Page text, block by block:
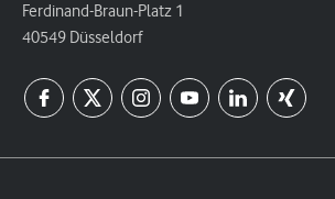
Ferdinand-Braun-Platz 1
40549 Düsseldorf